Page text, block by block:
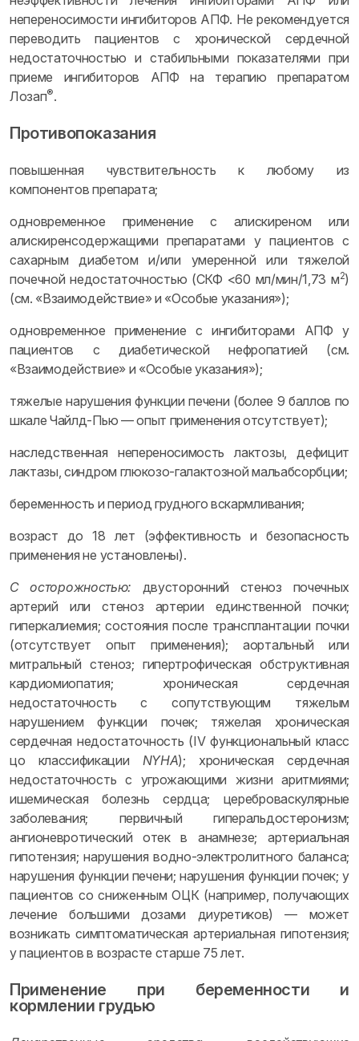
непереносимости ингибиторов АПФ. Не рекомендуется
переводить пациентов с хронической сердечной
недостаточностью и стабильными показателями при
приеме ингибиторов АПФ на терапию препаратом
Лозап®.
Противопоказания
повышенная чувствительность к любому из
компонентов препарата;
одновременное применение с алискиреном или
алискиренсодержащими препаратами у пациентов с
сахарным диабетом и/или умеренной или тяжелой
почечной недостаточностью (СКФ <60 мл/мин/1,73 м2)
(см. «Взаимодействие» и «Особые указания»);
одновременное применение с ингибиторами АПФ у
пациентов с диабетической нефропатией (см.
«Взаимодействие» и «Особые указания»);
тяжелые нарушения функции печени (более 9 баллов по
шкале Чайлд-Пью — опыт применения отсутствует);
наследственная непереносимость лактозы, дефицит
лактазы, синдром глюкозо-галактозной мальабсорбции;
беременность и период грудного вскармливания;
возраст до 18 лет (эффективность и безопасность
применения не установлены).
С осторожностью: двусторонний стеноз почечных
артерий или стеноз артерии единственной почки;
гиперкалиемия; состояния после трансплантации почки
(отсутствует опыт применения); аортальный или
митральный стеноз; гипертрофическая обструктивная
кардиомиопатия; хроническая сердечная
недостаточность с сопутствующим тяжелым
нарушением функции почек; тяжелая хроническая
сердечная недостаточность (IV функциональный класс
цо классификации NYHA); хроническая сердечная
недостаточность с угрожающими жизни аритмиями;
ишемическая болезнь сердца; цереброваскулярные
заболевания; первичный гиперальдостеронизм;
ангионевротический отек в анамнезе; артериальная
гипотензия; нарушения водно-электролитного баланса;
нарушения функции печени; нарушения функции почек; у
пациентов со сниженным ОЦК (например, получающих
лечение большими дозами диуретиков) — может
возникать симптоматическая артериальная гипотензия;
у пациентов в возрасте старше 75 лет.
Применение при беременности и
кормлении грудью